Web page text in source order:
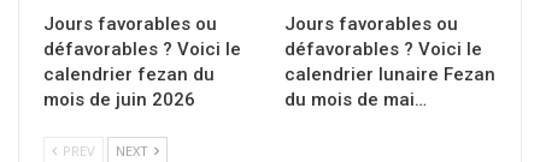
Jours favorables ou
défavorables ? Voici le
calendrier fezan du
mois de juin 2026
Jours favorables ou
défavorables ? Voici le
calendrier lunaire Fezan
du mois de mai…
PREV NEXT